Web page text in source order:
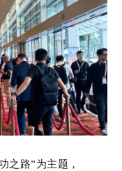
之路”为主题，